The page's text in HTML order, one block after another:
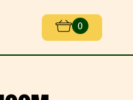
0